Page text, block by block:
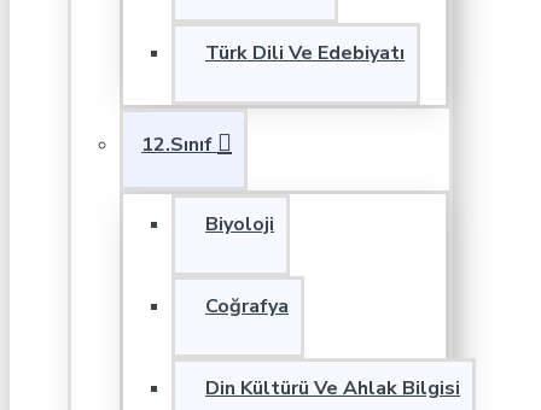
Türk Dili Ve Edebiyatı
12.Sınıf
Biyoloji
Coğrafya
Din Kültürü Ve Ahlak Bilgisi